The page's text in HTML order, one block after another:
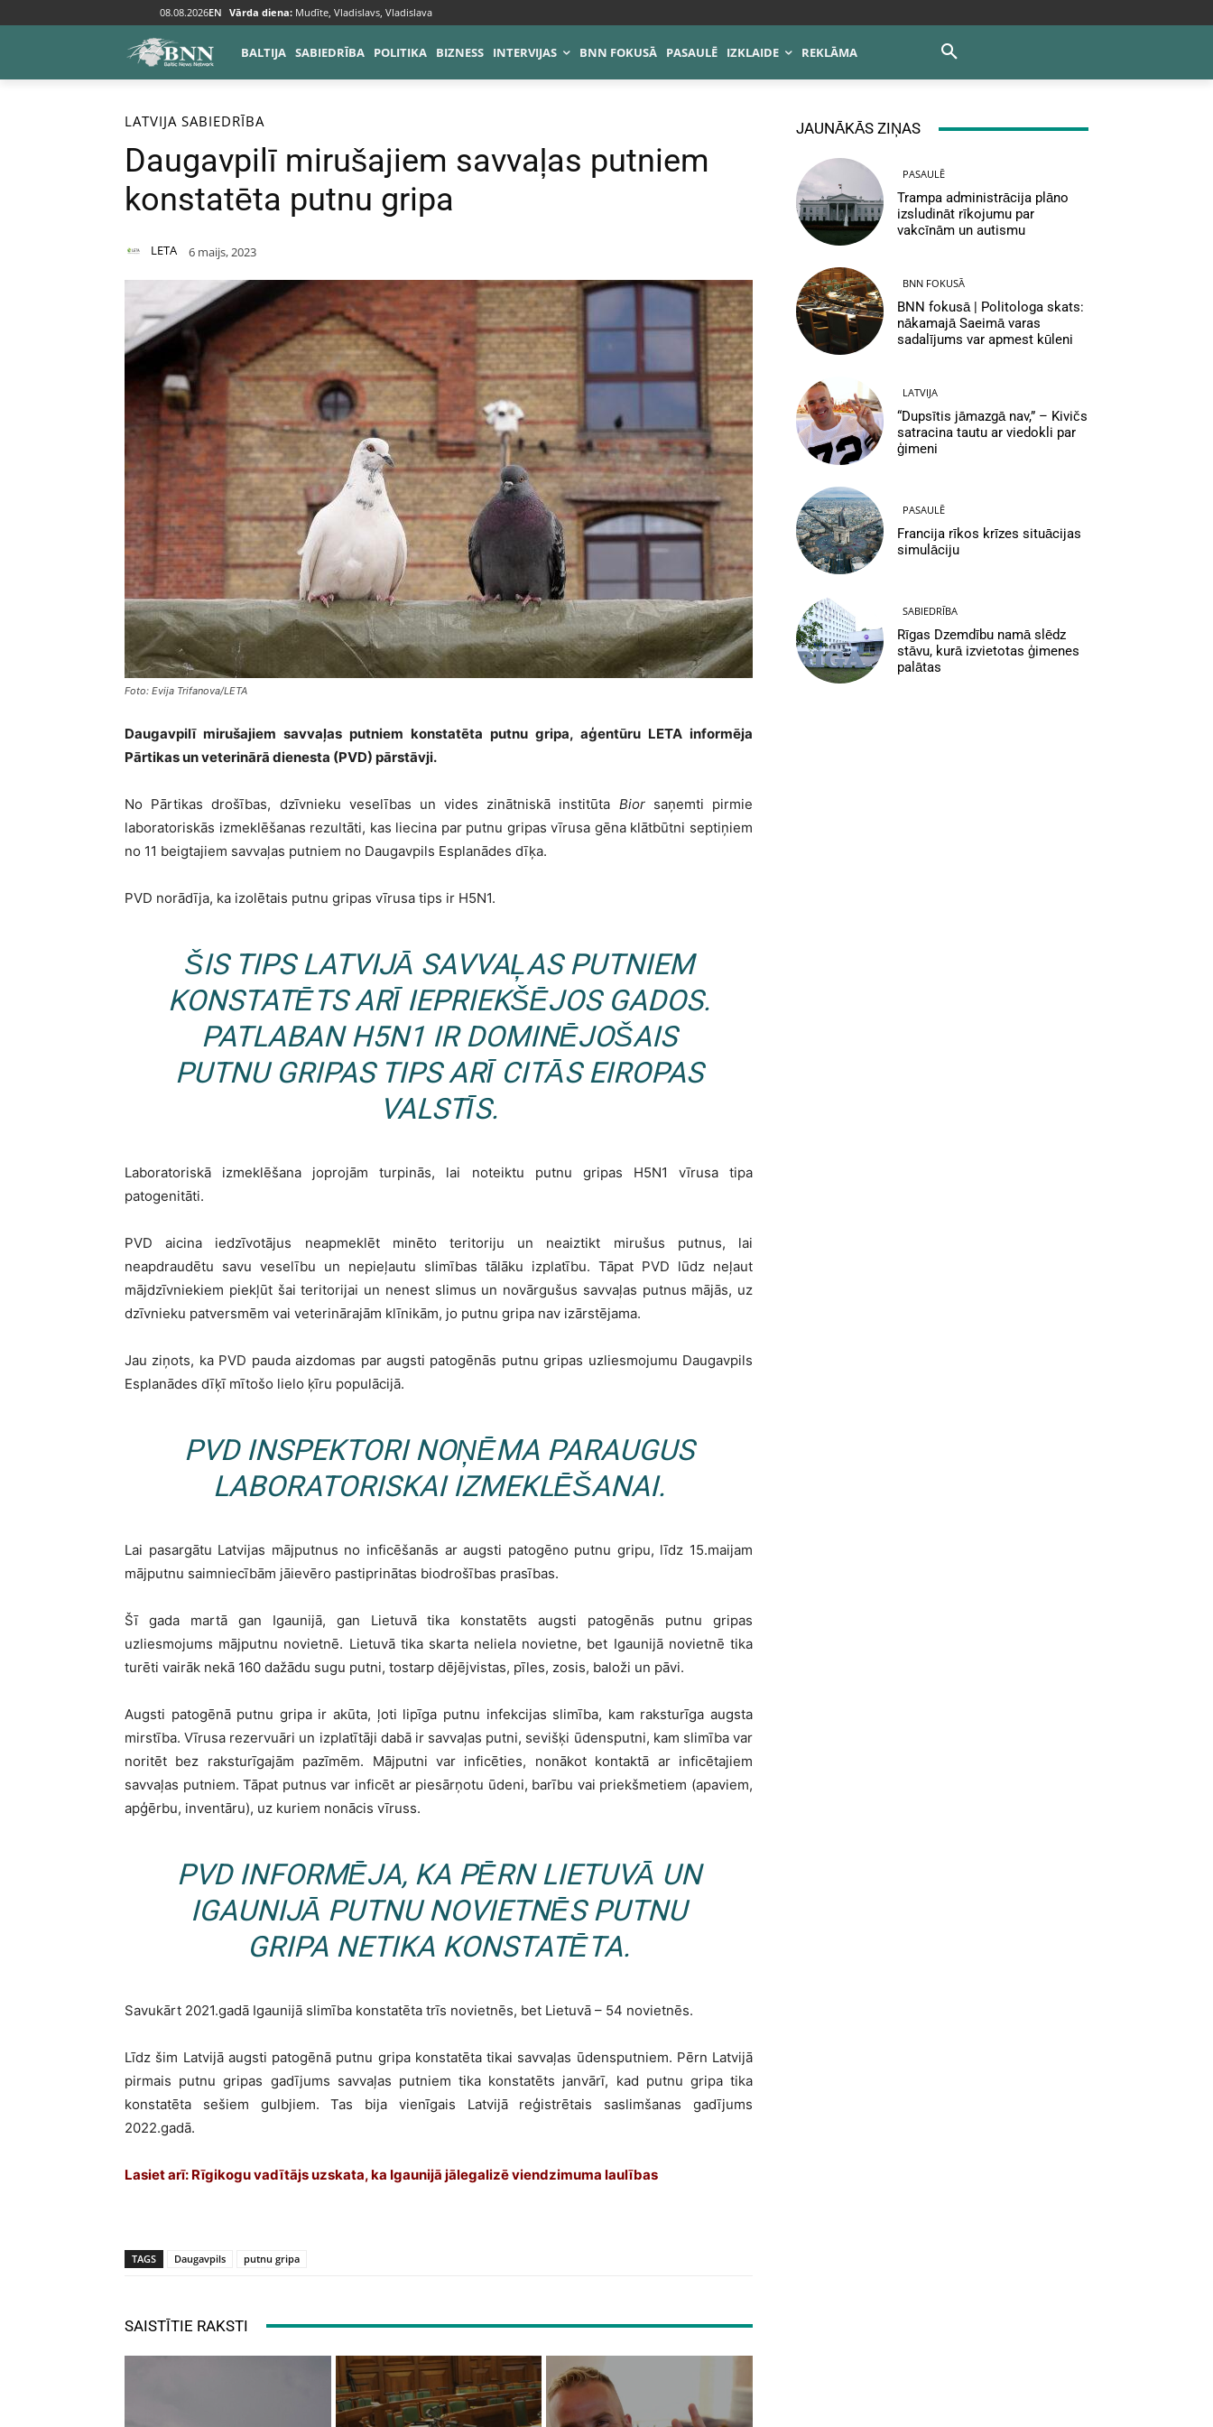
08.08.2026EN Vārda diena: Mudīte, Vladislavs, Vladislava
BALTIJA SABIEDRĪBA POLITIKA BIZNESS INTERVIJAS BNN FOKUSĀ PASAULĒ IZKLAIDE REKLĀMA
Sākums Baltija Latvija
LATVIJA SABIEDRĪBA
Daugavpilī mirušajiem savvaļas putniem
konstatēta putnu gripa
LETA 6 maijs, 2023
Foto: Evija Trifanova/LETA
Daugavpilī mirušajiem savvaļas putniem konstatēta putnu gripa, aģentūru LETA informēja
Pārtikas un veterinārā dienesta (PVD) pārstāvji.
No Pārtikas drošības, dzīvnieku veselības un vides zinātniskā institūta Biorsaņemti pirmie
laboratoriskās izmeklēšanas rezultāti, kas liecina par putnu gripas vīrusa gēna klātbūtni septiņiem
no 11 beigtajiem savvaļas putniem no Daugavpils Esplanādes dīķa.
PVD norādīja, ka izolētais putnu gripas vīrusa tips ir H5N1.
ŠIS TIPS LATVIJĀ SAVVAĻAS PUTNIEM
KONSTATĒTS ARĪ IEPRIEKŠĒJOS GADOS.
PATLABAN H5N1 IR DOMINĒJOŠAIS
PUTNU GRIPAS TIPS ARĪ CITĀS EIROPAS
VALSTĪS.
Laboratoriskā izmeklēšana joprojām turpinās, lai noteiktu putnu gripas H5N1 vīrusa tipa
patogenitāti.
PVD aicina iedzīvotājus neapmeklēt minēto teritoriju un neaiztikt mirušus putnus, lai
neapdraudētu savu veselību un nepieļautu slimības tālāku izplatību. Tāpat PVD lūdz neļaut
mājdzīvniekiem piekļūt šai teritorijai un nenest slimus un novārgušus savvaļas putnus mājās, uz
dzīvnieku patversmēm vai veterinārajām klīnikām, jo putnu gripa nav izārstējama.
Jau ziņots, ka PVD pauda aizdomas par augsti patogēnās putnu gripas uzliesmojumu Daugavpils
Esplanādes dīķī mītošo lielo ķīru populācijā.
PVD INSPEKTORI NOŅĒMA PARAUGUS
LABORATORISKAI IZMEKLĒŠANAI.
Lai pasargātu Latvijas mājputnus no inficēšanās ar augsti patogēno putnu gripu, līdz 15.maijam
mājputnu saimniecībām jāievēro pastiprinātas biodrošības prasības.
Šī gada martā gan Igaunijā, gan Lietuvā tika konstatēts augsti patogēnās putnu gripas
uzliesmojums mājputnu novietnē. Lietuvā tika skarta neliela novietne, bet Igaunijā novietnē tika
turēti vairāk nekā 160 dažādu sugu putni, tostarp dējējvistas, pīles, zosis, baloži un pāvi.
Augsti patogēnā putnu gripa ir akūta, ļoti lipīga putnu infekcijas slimība, kam raksturīga augsta
mirstība. Vīrusa rezervuāri un izplatītāji dabā ir savvaļas putni, sevišķi ūdensputni, kam slimība var
noritēt bez raksturīgajām pazīmēm. Mājputni var inficēties, nonākot kontaktā ar inficētajiem
savvaļas putniem. Tāpat putnus var inficēt ar piesārņotu ūdeni, barību vai priekšmetiem (apaviem,
apģērbu, inventāru), uz kuriem nonācis vīruss.
PVD INFORMĒJA, KA PĒRN LIETUVĀ UN
IGAUNIJĀ PUTNU NOVIETNĒS PUTNU
GRIPA NETIKA KONSTATĒTA.
Savukārt 2021.gadā Igaunijā slimība konstatēta trīs novietnēs, bet Lietuvā – 54 novietnēs.
Līdz šim Latvijā augsti patogēnā putnu gripa konstatēta tikai savvaļas ūdensputniem. Pērn Latvijā
pirmais putnu gripas gadījums savvaļas putniem tika konstatēts janvārī, kad putnu gripa tika
konstatēta sešiem gulbjiem. Tas bija vienīgais Latvijā reģistrētais saslimšanas gadījums
2022.gadā.
Lasiet arī: Rīgikogu vadītājs uzskata, ka Igaunijā jālegalizē viendzimuma laulības
TAGS Daugavpils putnu gripa
SAISTĪTIE RAKSTI
JAUNĀKĀS ZIŅAS
PASAULĒ
Trampa administrācija plāno
izsludināt rīkojumu par
vakcīnām un autismu
BNN FOKUSĀ
BNN fokusā | Politologa skats:
nākamajā Saeimā varas
sadalījums var apmest kūleni
LATVIJA
“Dupsītis jāmazgā nav,” – Kivičs
satracina tautu ar viedokli par
ģimeni
PASAULĒ
Francija rīkos krīzes situācijas
simulāciju
SABIEDRĪBA
Rīgas Dzemdību namā slēdz
stāvu, kurā izvietotas ģimenes
palātas